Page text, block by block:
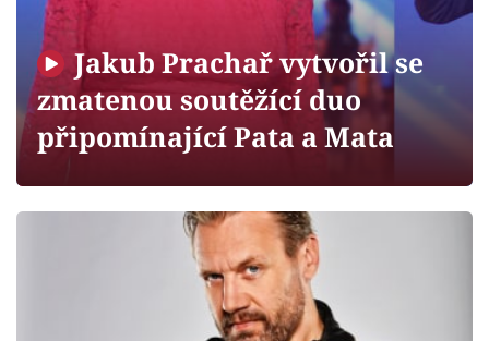
Sledujte prima+
Filmový festival Karlovy Vary
Mámy sobě
Jakub Prachař vytvořil se
zmatenou soutěžící duo
připomínající Pata a Mata